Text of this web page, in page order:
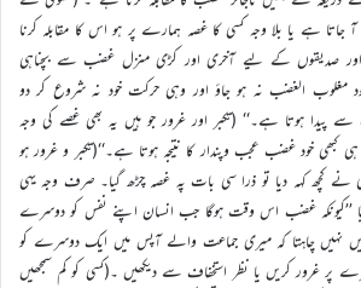
جاتا ہے یا بلا وجہ کسی کا غصہ ہمارے پر ہو اس کا مقابلہ کرنا
صدیقوں کے لیے آخری اور کڑی منزل غضب سے بچناہی
الغضب نہ ہو جاؤ اور وہی حرکت خود نہ شروع کر دو
پیدا ہوتا ہے۔‘‘ (تکبر اور غرور جو ہیں یہ بھی غصے کی وجہ
کبھی خود غضب عجب وپندار کا نتیجہ ہوتا ہے۔‘‘(تکبر و غرور ہو
نے کچھ کہہ دیا تو ذرا سی بات پہ غصہ چڑھ گیا۔ صرف وجہ یہی
’’کیونکہ غضب اس وقت ہوگا جب انسان اپنے نفس کو دوسرے
’’میں نہیں چاہتا کہ میری جماعت والے آپس میں ایک دوسرے کو
پر غرور کریں یا نظر استخفاف سے دیکھیں ۔(کسی کو کم سمجھیں